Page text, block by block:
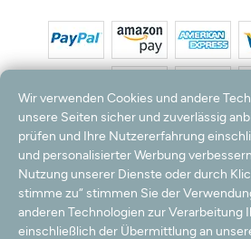
*Alle Preise inkl. MwSt. und zzgl. Versandkosten.
nur innerhalb Deutschlands und
Hinweis:Wir nutzen Ihre E-Mail Adresse für werbliche
werden können. Ihre Daten werden nicht an
© 2003 - 2026 Teppichversand24 GmbH / Alle
createyourtemplate
Wir verwenden Cookies und andere
unsere Seiten sicher und zuverlässig
prüfen und Ihre Nutzererfahrung
und personalisierter Werbung
Nutzung unserer Dienste oder durch
stimme zu“ stimmen Sie der
anderen Technologien zur Verarbeitung
einschließlich der Übermittlung an